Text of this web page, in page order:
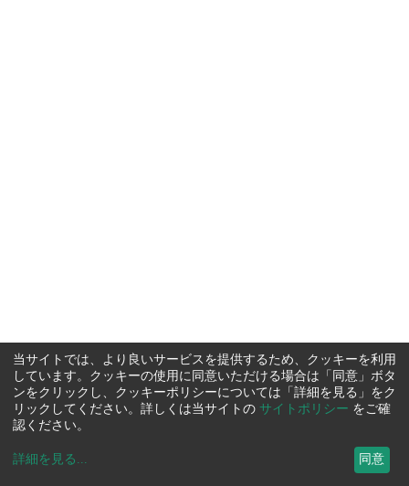
当サイトでは、より良いサービスを提供するため、クッキーを利用
しています。クッキーの使用に同意いただける場合は「同意」ボタ
ンをクリックし、クッキーポリシーについては「詳細を見る」をク
リックしてください。詳しくは当サイトの サイトポリシー をご確
認ください。
詳細を見る ... 同意